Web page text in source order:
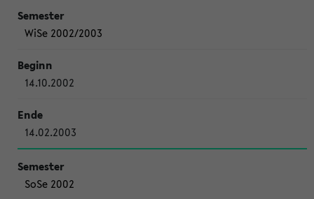
WiSe 2002/2003
14.10.2002
14.02.2003
SoSe 2002